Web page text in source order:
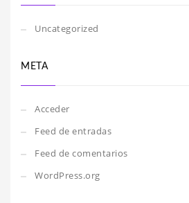
Uncategorized
META
Acceder
Feed de entradas
Feed de comentarios
WordPress.org